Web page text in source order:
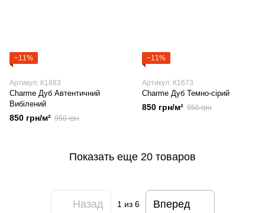
−11%
Артикул: К1683
Charme Дуб Автентичний
Вибілений
850 грн/м² 950 грн
−11%
Артикул: К1673
Charme Дуб Темно-сірий
850 грн/м² 950 грн
Показать еще 20 товаров
Назад 1 из 6 Вперед